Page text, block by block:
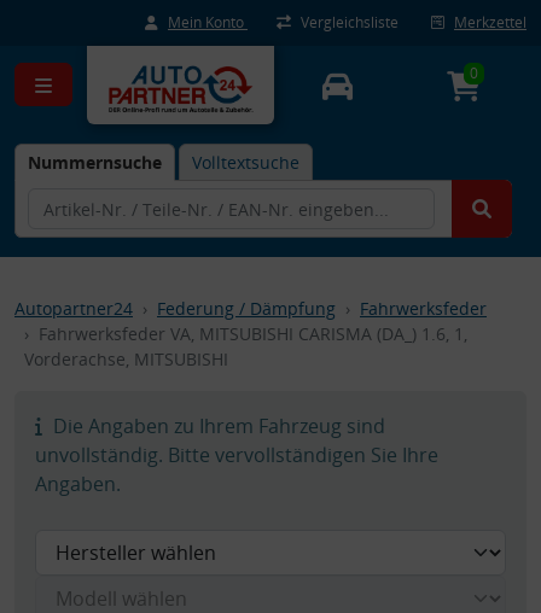
Mein Konto Vergleichsliste Merkzettel
Nummernsuche Volltextsuche
0
Autopartner24 Federung / Dämpfung
Fahrwerksfeder
Fahrwerksfeder VA, MITSUBISHI CARISMA (DA_) 1.6, 1,
Vorderachse, MITSUBISHI
Die Angaben zu Ihrem Fahrzeug sind
unvollständig. Bitte vervollständigen Sie Ihre
Angaben.